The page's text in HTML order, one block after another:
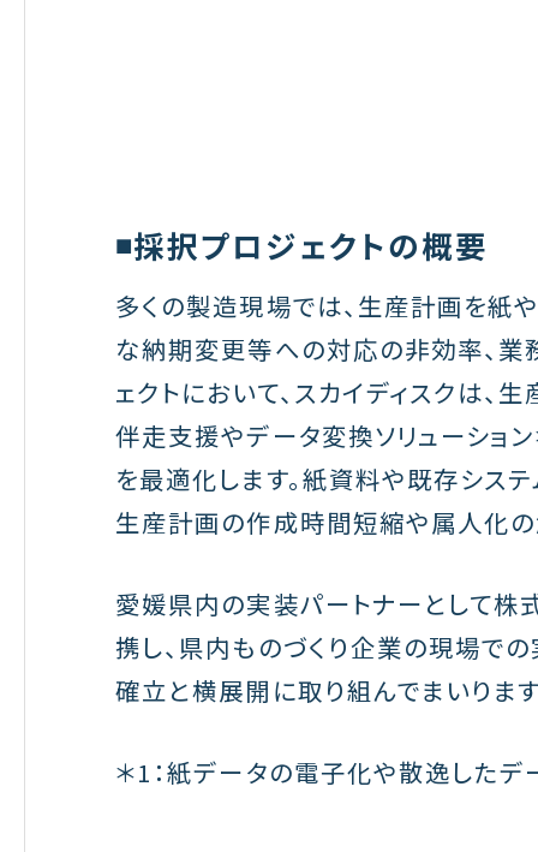
◾️採択プロジェクトの概要
多くの製造現場では、生産計画を紙
な納期変更等への対応の非効率、業
ェクトにおいて、スカイディスクは、
伴走支援やデータ変換ソリューショ
を最適化します。紙資料や既存シス
生産計画の作成時間短縮や属人化の
愛媛県内の実装パートナーとして
携し、県内ものづくり企業の現場で
確立と横展開に取り組んでまいります
＊1：紙データの電子化や散逸した